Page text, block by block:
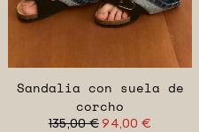
Sandalia con suela de
corcho
135,00 € 94,00 €